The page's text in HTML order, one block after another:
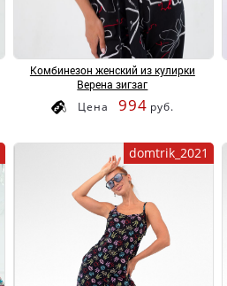
Комбинезон женский из кулирки
Верена зигзаг
Цена 994 руб.
domtrik_2021